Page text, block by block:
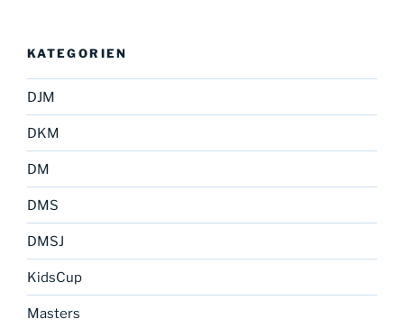
KATEGORIEN
DJM
DKM
DM
DMS
DMSJ
KidsCup
Masters